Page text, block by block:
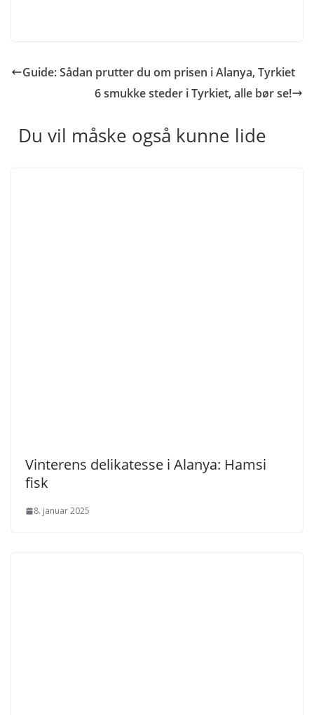
Guide: Sådan prutter du om prisen i Alanya, Tyrkiet
6 smukke steder i Tyrkiet, alle bør se!
Du vil måske også kunne lide
Vinterens delikatesse i Alanya: Hamsi
fisk
8. januar 2025